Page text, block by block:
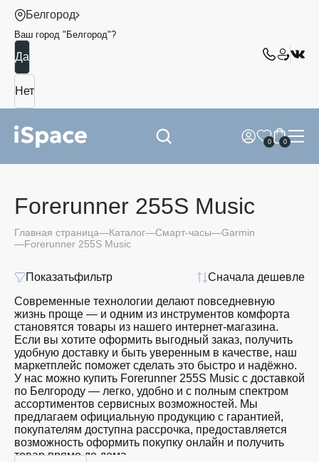
Белгород
Ваш город " Белгород"?
0 0
Forerunner 255S Music
Главная страница Каталог Смарт-часы
Garmin
Forerunner 255S Music
Показатьфильтр
Сначала дешевле
Современные технологии делают повседневную
жизнь проще — и одним из инструментов комфорта
становятся товары из нашего интернет-магазина.
Если вы хотите оформить выгодный заказ, получить
удобную доставку и быть уверенным в качестве, наш
маркетплейс поможет сделать это быстро и надёжно.
У нас можно купить Forerunner 255S Music с доставкой
по Белгороду — легко, удобно и с полным спектром
ассортиментов сервисных возможностей. Мы
предлагаем официальную продукцию с гарантией,
покупателям доступна рассрочка, предоставляется
возможность оформить покупку онлайн и получить
товар прямо до дома.